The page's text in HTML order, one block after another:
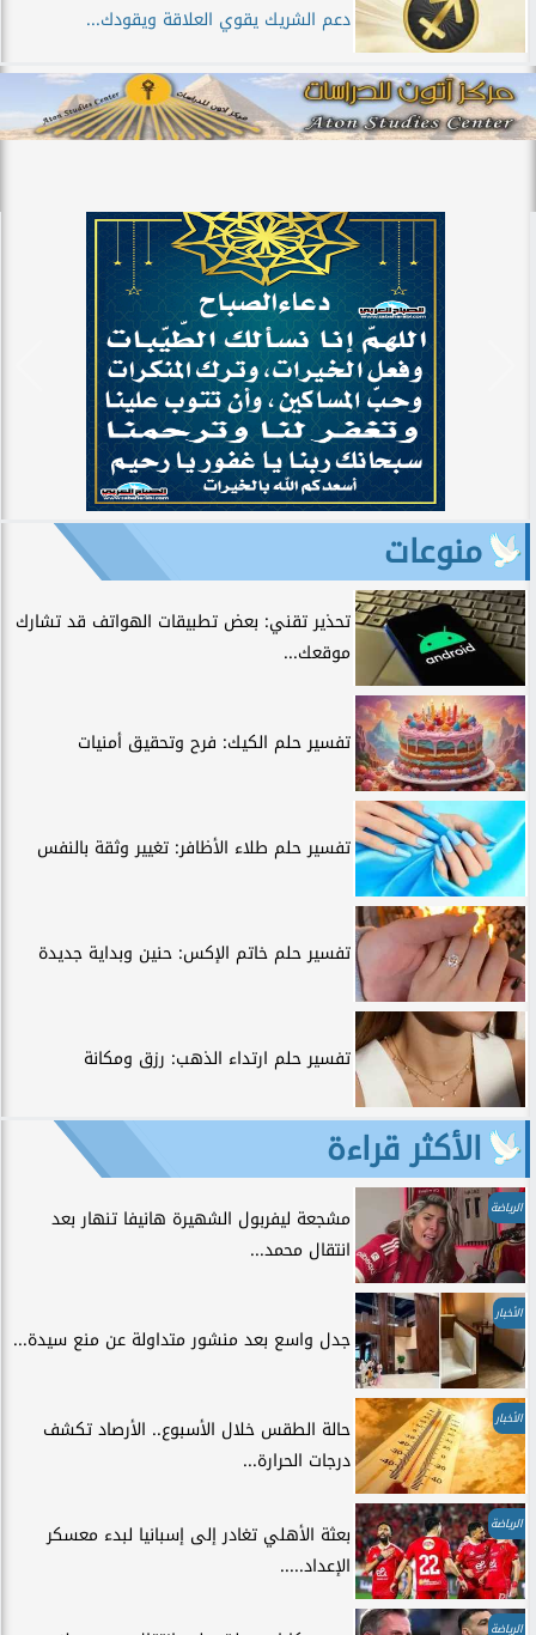
دعم الشريك يقوي العلاقة ويقودك...
منوعات
تحذير تقني: بعض تطبيقات الهواتف قد تشارك
موقعك...
تفسير حلم الكيك: فرح وتحقيق أمنيات
تفسير حلم طلاء الأظافر: تغيير وثقة بالنفس
تفسير حلم خاتم الإكس: حنين وبداية جديدة
تفسير حلم ارتداء الذهب: رزق ومكانة
الأكثر قراءة
الرياضة
مشجعة ليفربول الشهيرة هانيفا تنهار بعد
انتقال محمد...
الأخبار
جدل واسع بعد منشور متداولة عن منع سيدة...
الأخبار
حالة الطقس خلال الأسبوع.. الأرصاد تكشف
درجات الحرارة...
الرياضة
بعثة الأهلي تغادر إلى إسبانيا لبدء معسكر
الإعداد.....
الرياضة